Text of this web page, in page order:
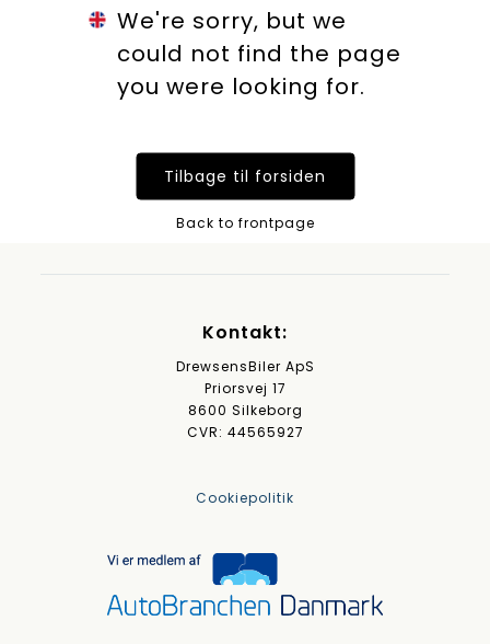
We're sorry, but we
could not find the page
you were looking for.
Tilbage til forsiden
Back to frontpage
Kontakt:
DrewsensBiler ApS
Priorsvej 17
8600 Silkeborg
CVR: 44565927
Cookiepolitik